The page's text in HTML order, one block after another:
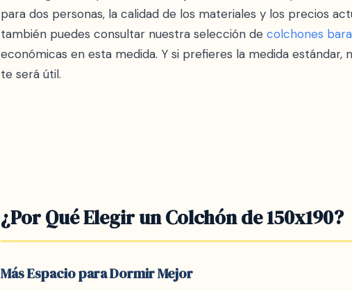
para dos personas, la calidad de los materiales y los precios
también puedes consultar nuestra selección de colchones
económicas en esta medida. Y si prefieres la medida estándar,
te será útil.
¿Por Qué Elegir un Colchón de 150x190?
Más Espacio para Dormir Mejor